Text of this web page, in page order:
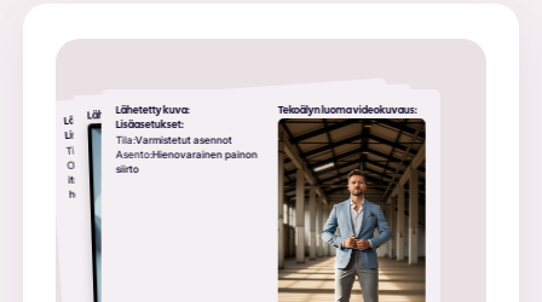
Lähetetty kuva:
Lisäasetukset:
Tila:Mukautetut kehotteet
Ohje:Nainen kävelee
itsevarmasti, hänen mekkoaan
Tekoälyn luoma videokuvaus:
Lähetetty kuva: Tekoälyn luoma videokuvaus:
Lisäasetukset:
Tila:Varmistetut asennot
Asento:Hienovarainen painon
siirto
Tekoälyn luoma videokuvaus: